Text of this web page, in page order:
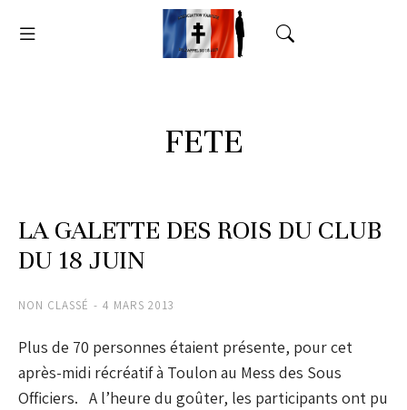
FETE
LA GALETTE DES ROIS DU CLUB
DU 18 JUIN
NON CLASSÉ 4 MARS 2013
Plus de 70 personnes étaient présente, pour cet
après-midi récréatif à Toulon au Mess des Sous
Officiers. A l’heure du goûter, les participants ont pu